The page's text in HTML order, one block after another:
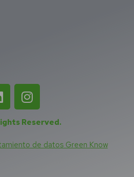
Reserved.
de datos Green Know